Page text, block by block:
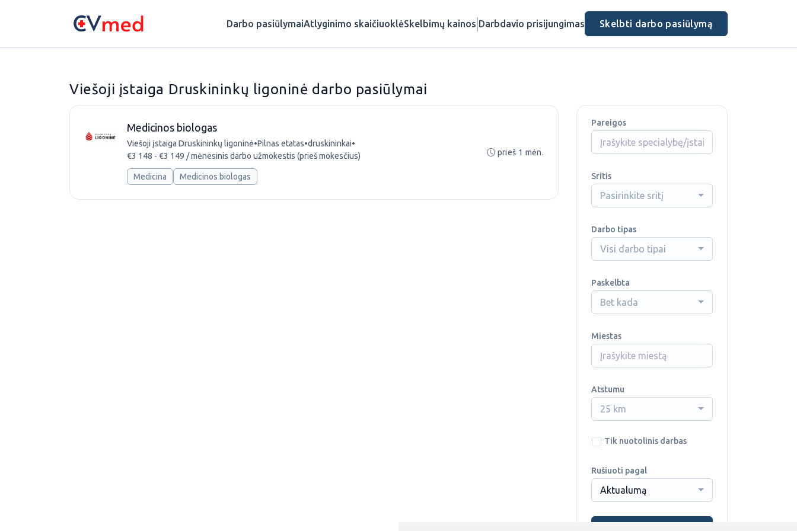
Darbo pasiūlymaiAtlyginimo skaičiuoklėSkelbimų kainos Darbdavio prisijungimas Skelbti darbo pasiūlymą
Viešoji įstaiga Druskininkų ligoninė darbo pasiūlymai
Medicinos biologas
Viešoji įstaiga Druskininkų ligoninė•Pilnas etatas•druskininkai•
€3 148 - €3 149 / mėnesinis darbo užmokestis (prieš mokesčius)
Medicina Medicinos biologas
prieš 1 mėn.
Pareigos
Sritis
Pasirinkite sritį
Darbo tipas
Visi darbo tipai
Paskelbta
Bet kada
Miestas
Atstumu
25 km
Tik nuotolinis darbas
Rušiuoti pagal
Aktualumą